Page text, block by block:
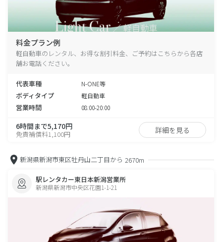
料金プラン例
軽自動車のレンタル、お得な割引料金、ご予約はこちらから各店
舗お電話ください。
代表車種 N-ONE等
ボディタイプ 軽自動車
営業時間 08:00-20:00
6時間まで5,170円
免責補償料1,100円 詳細を見る
新潟県新潟市東区牡丹山二丁目から 2670m
駅レンタカー東日本新潟営業所
新潟県新潟市中央区花園1-1-21